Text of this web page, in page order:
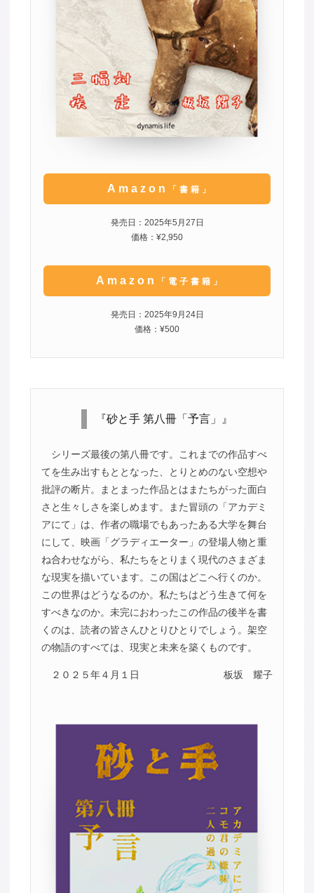
Amazon 「書籍」
発売日：2025年5月27日
価格：¥2,950
Amazon 「電子書籍」
発売日：2025年9月24日
価格：¥500
『砂と手 第八冊「予言」』
シリーズ最後の第八冊です。これまでの作品すべ
てを生み出すもととなった、とりとめのない空想や
批評の断片。まとまった作品とはまたちがった面白
さと生々しさを楽しめます。また冒頭の「アカデミ
アにて」は、作者の職場でもあったある大学を舞台
にして、映画「グラディエーター」の登場人物と重
ね合わせながら、私たちをとりまく現代のさまざま
な現実を描いています。この国はどこへ行くのか。
この世界はどうなるのか。私たちはどう生きて何を
すべきなのか。未完におわったこの作品の後半を書
くのは、読者の皆さんひとりひとりでしょう。架空
の物語のすべては、現実と未来を築くものです。
２０２５年４月１日 板坂 耀子